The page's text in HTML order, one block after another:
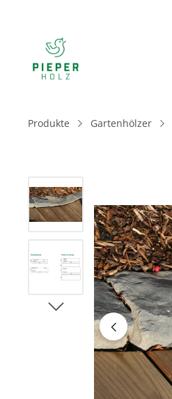
Produkte Gartenhölzer
Bildergalerie überspringen